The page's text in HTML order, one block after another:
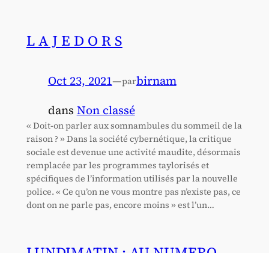
L A J E D O R S
Oct 23, 2021—parbirnam
dans Non classé
« Doit-on parler aux somnambules du sommeil de la
raison ? » Dans la société cybernétique, la critique
sociale est devenue une activité maudite, désormais
remplacée par les programmes taylorisés et
spécifiques de l’information utilisés par la nouvelle
police. « Ce qu’on ne vous montre pas n’existe pas, ce
dont on ne parle pas, encore moins » est l’un…